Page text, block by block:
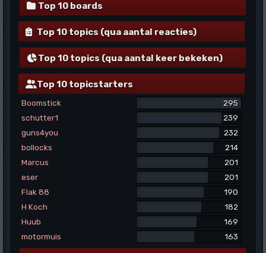
Top 10 boards
Top 10 topics (qua aantal reacties)
Top 10 topics (qua aantal keer bekeken)
Top 10 topicstarters
Boomstick
295
schutter1
239
guns4you
232
bollocks
214
Marcus
201
eser
201
Flak 88
190
H Koch
182
Huub
169
motormuis
163